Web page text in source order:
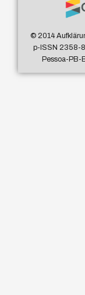
© 2014
p-ISSN 2358-
Pessoa-PB-